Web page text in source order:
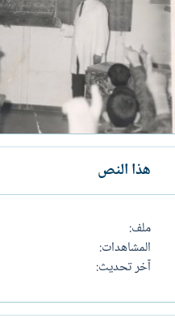
هذا النص
ملف
المشاهدات
آخر تحديث